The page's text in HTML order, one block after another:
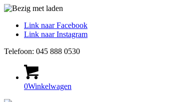
Link naar Facebook
Link naar Instagram
Telefoon: 045 888 0530
0Winkelwagen